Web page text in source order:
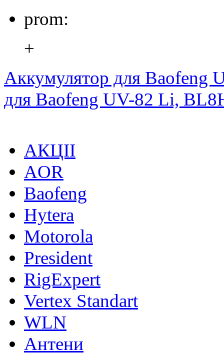
prom:
+
Аккумулятор для Baofeng
для Baofeng UV-82 Li,
АКЦІІ
AOR
Baofeng
Hytera
Motorola
President
RigExpert
Vertex Standart
WLN
Антени